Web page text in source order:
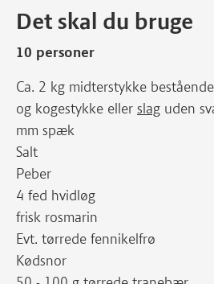
Det skal du bruge
10 personer
Ca. 2 kg midterstykke
og kogestykke eller slag uden
mm spæk
Salt
Peber
4 fed hvidløg
frisk rosmarin
Evt. tørrede fennikelfrø
Kødsnor